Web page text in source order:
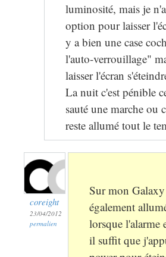
luminosité, mais je
option pour laisser
y a bien une case
l'auto-verrouillage"
laisser l'écran
La nuit c'est pénible
sauté une marche ou
reste allumé tout le
coreight
23/04/2012
permalien
Sur mon
également
lorsque l'alarme
il suffit que